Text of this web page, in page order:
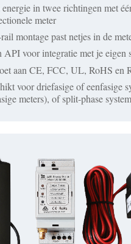
in twee richtingen met
meter
montage past netjes in de
API voor integratie met je eigen
aan CE, FCC, UL, RoHS en
voor driefasige of eenfasige
meters), of split-phase